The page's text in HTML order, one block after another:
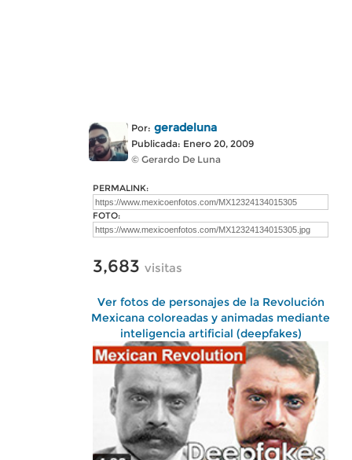
Por: geradeluna
Publicada: Enero 20, 2009
© Gerardo De Luna
PERMALINK:
FOTO:
3,683 visitas
Ver fotos de personajes de la Revolución
Mexicana coloreadas y animadas mediante
inteligencia artificial (deepfakes)